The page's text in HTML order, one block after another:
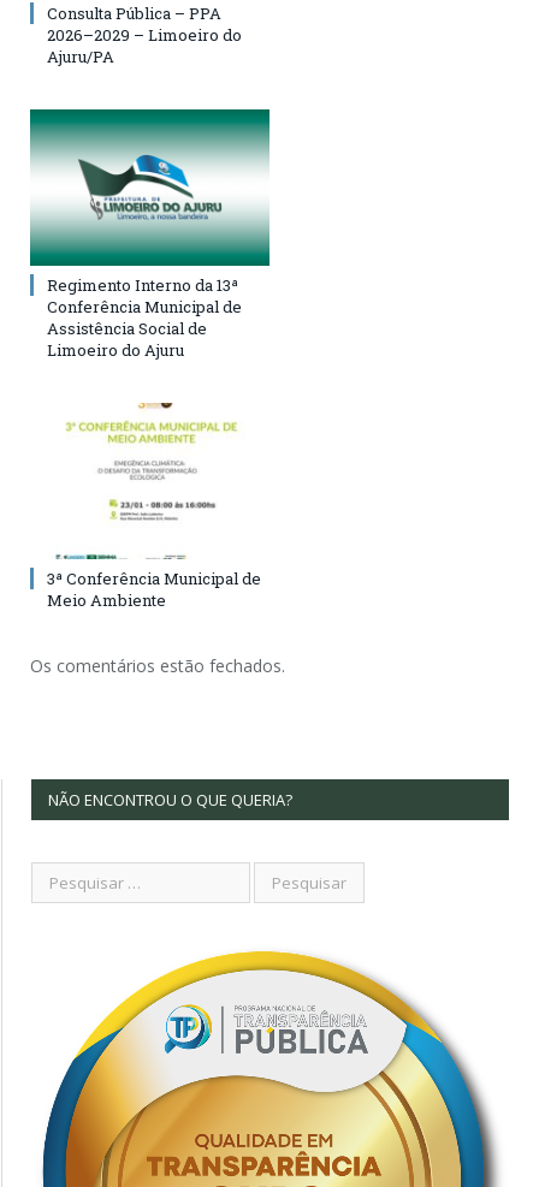
Consulta Pública – PPA
2026–2029 – Limoeiro do
Ajuru/PA
Regimento Interno da 13ª
Conferência Municipal de
Assistência Social de
Limoeiro do Ajuru
3ª Conferência Municipal de
Meio Ambiente
Os comentários estão fechados.
NÃO ENCONTROU O QUE QUERIA?